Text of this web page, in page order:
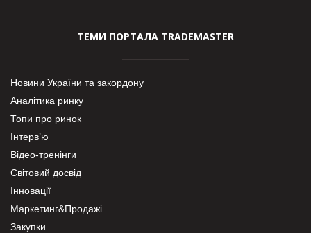
ТЕМИ ПОРТАЛА TRADEMASTER
Новини України та закордону
Аналітика ринку
Топи про ринок
Інтерв’ю
Відео-тренінги
Світовий досвід
Інновації
Маркетинг&Продажі
Закупки